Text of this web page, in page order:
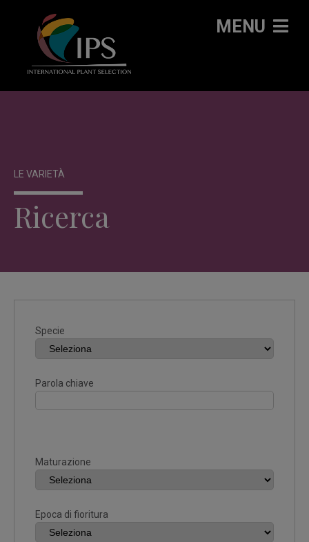
MENU
LE VARIETÀ
Ricerca
Specie
Parola chiave
Maturazione
Epoca di fioritura